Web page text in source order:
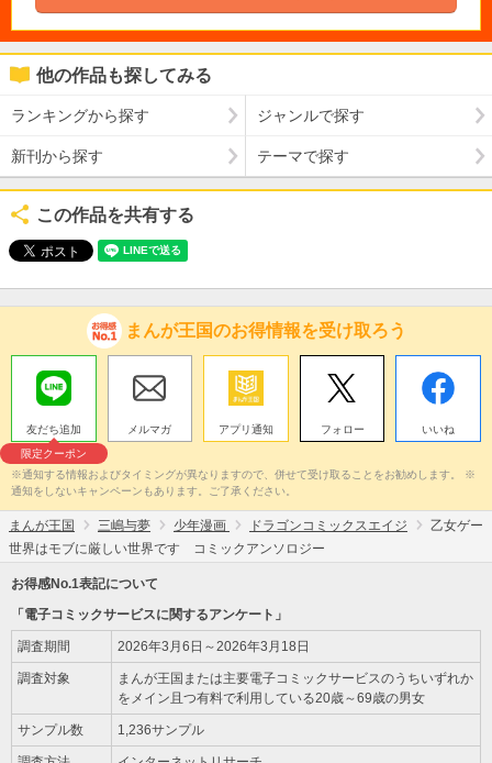
他の作品も探してみる
ランキングから探す ジャンルで探す
新刊から探す テーマで探す
この作品を共有する
まんが王国のお得情報を受け取ろう
友だち追加
限定クーポン
メルマガ アプリ通知 フォロー いいね
※通知する情報およびタイミングが異なりますので、併せて受け取ることをお勧めします。 ※
通知をしないキャンペーンもあります。ご了承ください。
まんが王国 三嶋与夢 少年漫画 ドラゴンコミックスエイジ
乙女ゲー
世界はモブに厳しい世界です コミックアンソロジー
お得感No.1表記について
「電子コミックサービスに関するアンケート」
調査期間 2026年3月6日～2026年3月18日
調査対象
まんが王国または主要電子コミックサービスのうちいずれか
をメイン且つ有料で利用している20歳～69歳の男女
サンプル数 1,236サンプル